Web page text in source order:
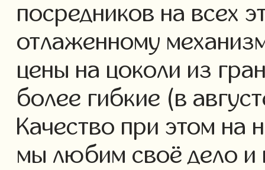
посредников на всех
отлаженному
цены на цоколи из
более гибкие (в
Качество при этом на
мы любим своё дело и